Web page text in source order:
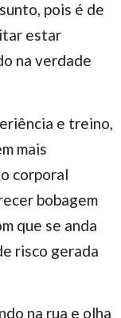
pois é de
estar
na verdade
e treino,
mais
corporal
bobagem
que se anda
risco gerada
na rua e olha